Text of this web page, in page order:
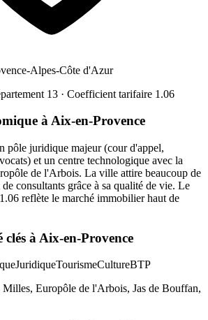
Alpes-Côte d'Azur
13 · Coefficient tarifaire 1.06
àAix-en-Provence
pôle juridique majeur (cour d'appel,
et un centre technologique avec la
de l'Arbois. La ville attire beaucoup de
consultants grâce à sa qualité de vie. Le
reflète le marché immobilier haut de
clés à Aix-en-Provence
JuridiqueTourismeCultureBTP
Milles, Europôle de l'Arbois, Jas de Bouffan,